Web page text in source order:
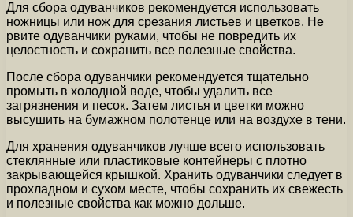
Для сбора одуванчиков рекомендуется использовать
ножницы или нож для срезания листьев и цветков. Не
рвите одуванчики руками, чтобы не повредить их
целостность и сохранить все полезные свойства.
После сбора одуванчики рекомендуется тщательно
промыть в холодной воде, чтобы удалить все
загрязнения и песок. Затем листья и цветки можно
высушить на бумажном полотенце или на воздухе в тени.
Для хранения одуванчиков лучше всего использовать
стеклянные или пластиковые контейнеры с плотно
закрывающейся крышкой. Хранить одуванчики следует в
прохладном и сухом месте, чтобы сохранить их свежесть
и полезные свойства как можно дольше.